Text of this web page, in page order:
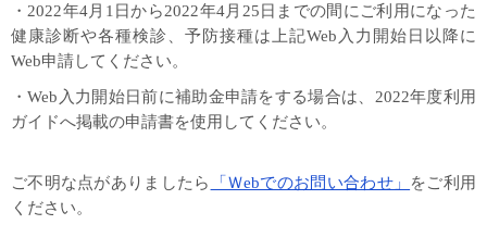
・ 2022年4月 1 日から2022年4月 25日までの間にご利用になった
健康診断や各種検診、予防接種は上記Web 入力開始日以降に
Web申請してください。
・Web 入力開始日前に補助金申請をする場合は、 2022年度利用
ガイドへ掲載の申請書を使用してください。
ご不明な点がありましたら 「Ｗebでのお問い合わせ」
をご利用
ください。